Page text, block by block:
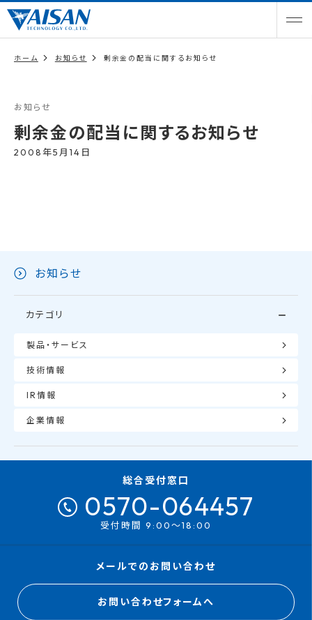
ホーム お知らせ 剰余金の配当に関するお知らせ
お知らせ
剰余金の配当に関するお知らせ
2008年5月14日
お知らせ
カテゴリ
製品・サービス
技術情報
IR情報
企業情報
総合受付窓口
0570-064457
受付時間 9:00～18:00
メールでのお問い合わせ
お問い合わせフォームへ